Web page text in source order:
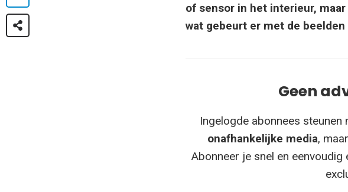
of sensor in het interieur,
wat gebeurt er met de
Geen
Ingelogde abonnees steunen
onafhankelijke media,
Abonneer je snel en